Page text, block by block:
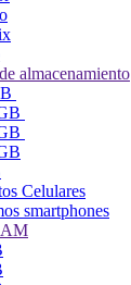
almacenamiento
Celulares
smartphones